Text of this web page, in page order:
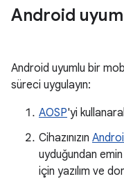
Android
Android uyumlu bir
süreci uygulayın:
AOSP'yi
Cihazınızın
uyduğundan
için yazılım ve